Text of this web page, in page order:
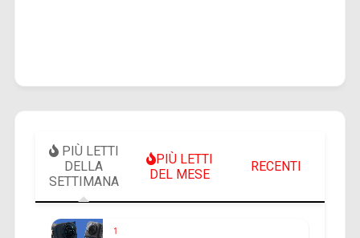
PIÙ LETTI
DELLA
SETTIMANA
PIÙ LETTI
DEL MESE
RECENTI
1